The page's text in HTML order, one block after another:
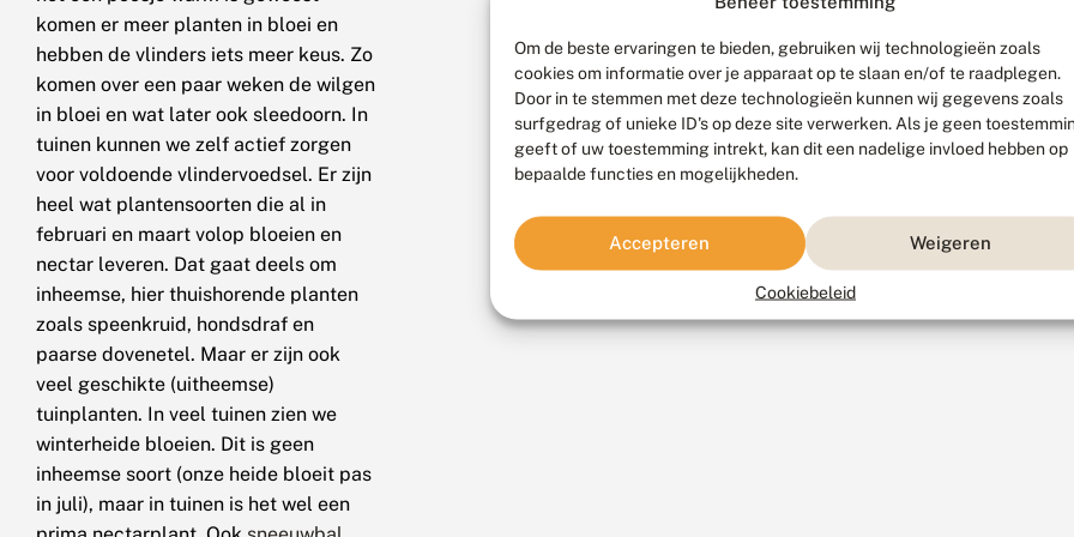
Om de beste ervaringen te bieden, gebruiken wij technologieën zoals
cookies om informatie over je apparaat op te slaan en/of te raadplegen.
Door in te stemmen met deze technologieën kunnen wij gegevens zoals
surfgedrag of unieke ID's op deze site verwerken. Als je geen
geeft of uw toestemming intrekt, kan dit een nadelige invloed hebben op
bepaalde functies en mogelijkheden.
Accepteren Weigeren
Cookiebeleid
komen er meer planten in bloei en
hebben de vlinders iets meer keus. Zo
komen over een paar weken de wilgen
in bloei en wat later ook sleedoorn. In
tuinen kunnen we zelf actief zorgen
voor voldoende vlindervoedsel. Er zijn
heel wat plantensoorten die al in
februari en maart volop bloeien en
nectar leveren. Dat gaat deels om
inheemse, hier thuishorende planten
zoals speenkruid, hondsdraf en
paarse dovenetel. Maar er zijn ook
veel geschikte (uitheemse)
tuinplanten. In veel tuinen zien we
winterheide bloeien. Dit is geen
inheemse soort (onze heide bloeit pas
in juli), maar in tuinen is het wel een